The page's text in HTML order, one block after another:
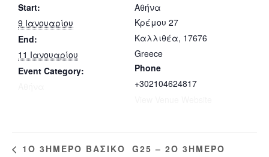
Start:
9 Ιανουαρίου
End:
11 Ιανουαρίου
Event Category:
Αθήνα
Κρέμου 27
Καλλιθέα, 17676
Greece
Phone
+302104624817
1Ο 3ΗΜΕΡΟ ΒΑΣΙΚΟ
G25 – 2Ο 3ΗΜΕΡΟ